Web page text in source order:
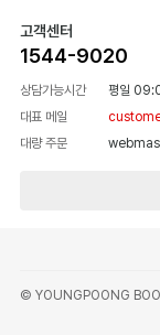
고객센터
1544-9020
상담가능시간 평일
대표 메일
대량 주문
© YOUNGPOONG